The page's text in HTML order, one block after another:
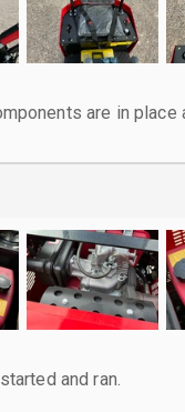
are in place
and ran.